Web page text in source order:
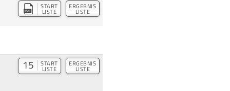
START
LISTE
ERGEBNIS
LISTE
15 START
LISTE
ERGEBNIS
LISTE